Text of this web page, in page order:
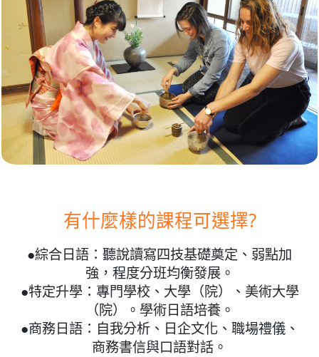
有什麼樣的課程可選擇?
●綜合日語：聽說讀寫四技基礎奠定、弱點加
強，程度分班均衡發展。
●特定升學：專門學校、大學（院）、美術大學
（院）。學術日語培養。
●商務日語：自我分析、日企文化、職場禮儀、
商務書信與口語對話。